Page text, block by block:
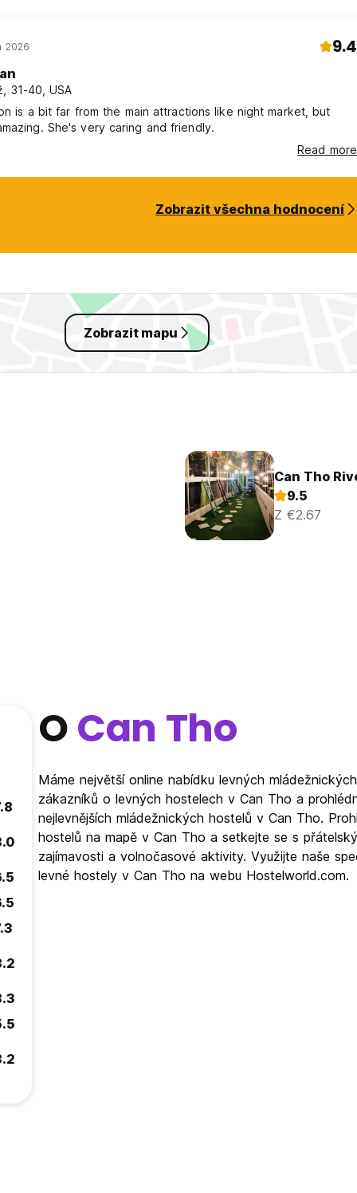
2026 9.4
31-40, USA
is a bit far from the main attractions like night market, but
She's very caring and friendly.
Read more
Zobrazit všechna hodnocení
Zobrazit mapu
Can Tho
9.5
Z €2.67
OCan Tho
Máme největší online nabídku levných
zákazníků o levných hostelech v Can Tho a
nejlevnějších mládežnických hostelů v Can Tho.
hostelů na mapě v Can Tho a setkejte se s
zajímavosti a volnočasové aktivity. Využijte naše
levné hostely v Can Tho na webu Hostelworld.com.